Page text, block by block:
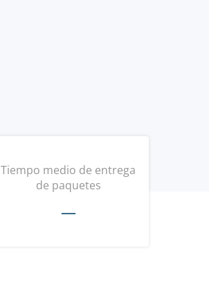
Tiempo medio de entrega
de paquetes
—